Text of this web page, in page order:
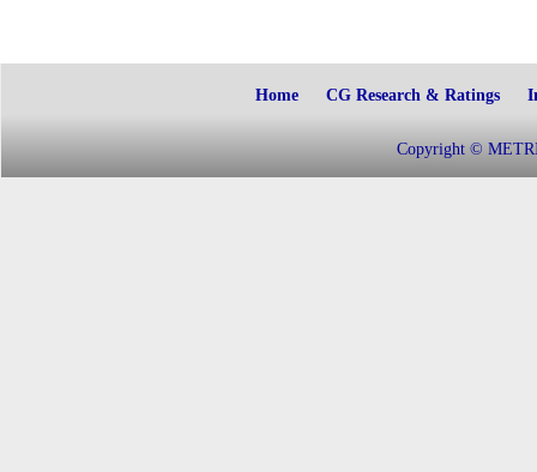
Home CG Research & Ratings
Copyright ©